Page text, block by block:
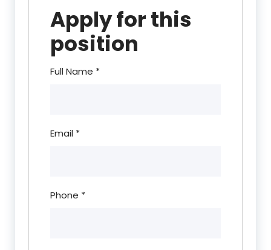
Apply for this
position
Full Name *
Email *
Phone *